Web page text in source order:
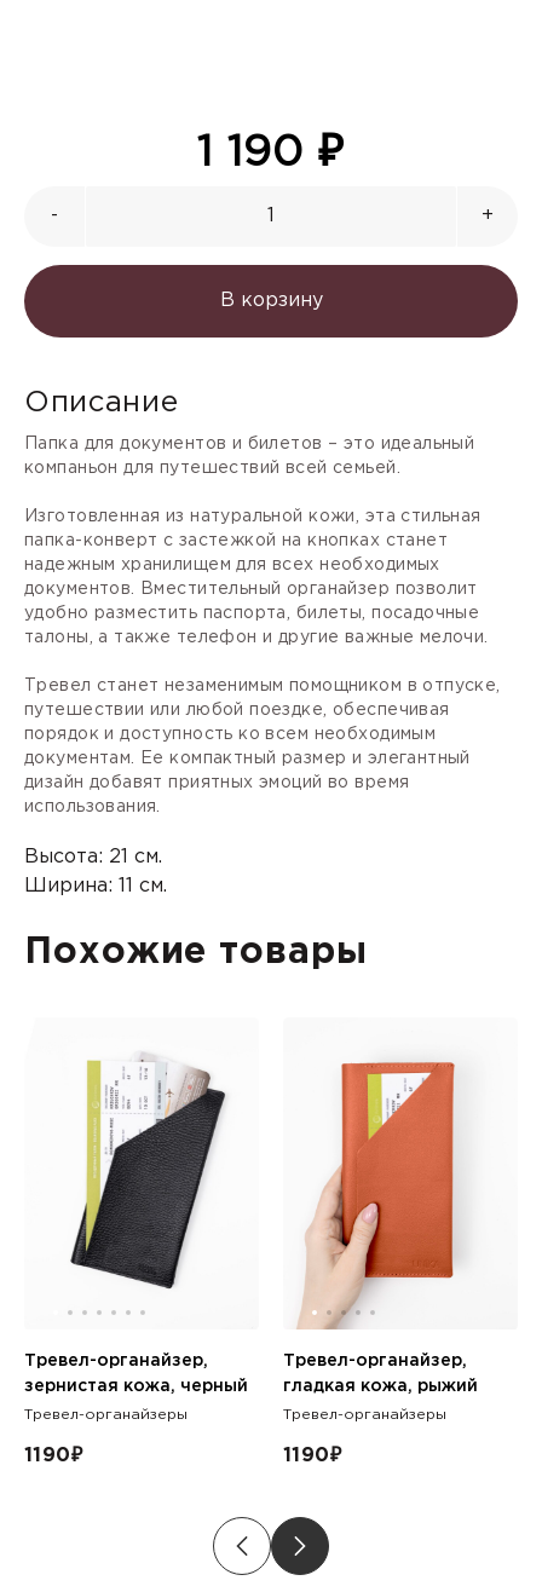
1 190 ₽
+
-
В корзину
Описание
Папка для документов и билетов – это идеальный
компаньон для путешествий всей семьей.
Изготовленная из натуральной кожи, эта стильная
папка-конверт с застежкой на кнопках станет
надежным хранилищем для всех необходимых
документов. Вместительный органайзер позволит
удобно разместить паспорта, билеты, посадочные
талоны, а также телефон и другие важные мелочи.
Тревел станет незаменимым помощником в отпуске,
путешествии или любой поездке, обеспечивая
порядок и доступность ко всем необходимым
документам. Ее компактный размер и элегантный
дизайн добавят приятных эмоций во время
использования.
Высота: 21 см.
Ширина: 11 см.
Похожие товары
Тревел-органайзер,
зернистая кожа, черный
Тревел-органайзеры
1190₽
Тревел-органайзер,
гладкая кожа, рыжий
Тревел-органайзеры
1190₽